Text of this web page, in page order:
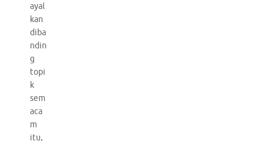
ayal
kan
diba
ndin
g
topi
k
sem
aca
m
itu,